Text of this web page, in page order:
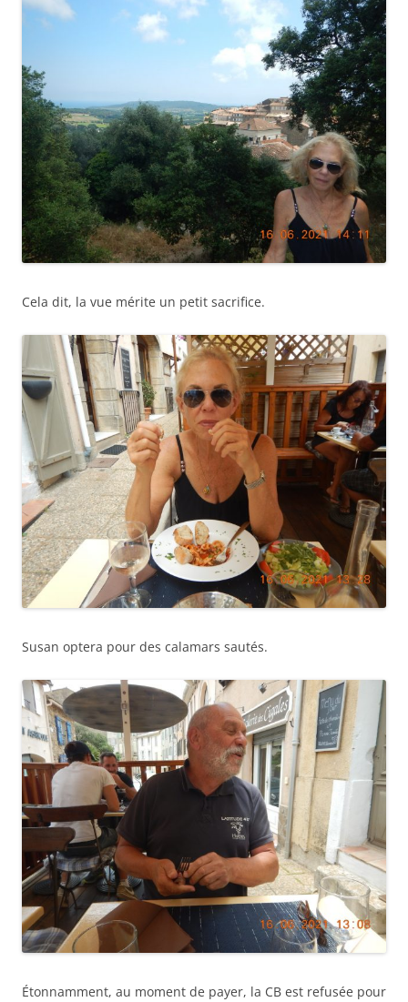
Cela dit, la vue mérite un petit sacrifice.
Susan optera pour des calamars sautés.
Étonnamment, au moment de payer, la CB est refusée pour